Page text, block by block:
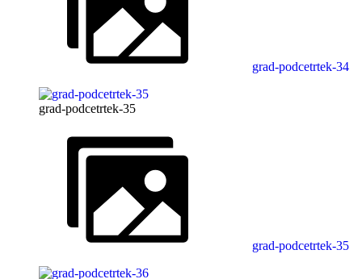
grad-podcetrtek-34
grad-podcetrtek-35
grad-podcetrtek-35